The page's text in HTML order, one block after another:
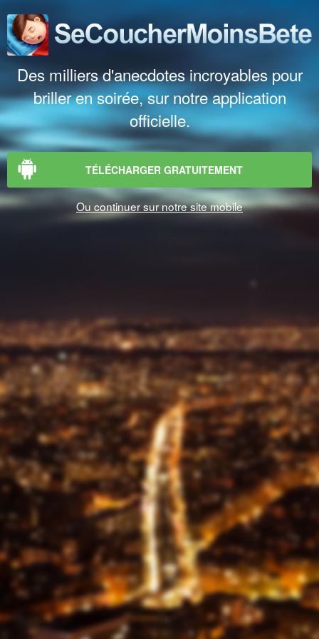
Des milliers d'anecdotes incroyables pour
briller en soirée, sur notre application
officielle.
TÉLÉCHARGER GRATUITEMENT
Ou continuer sur notre site mobile